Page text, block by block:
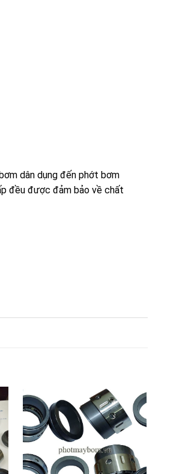
dân dụng đến phớt bơm
đều được đảm bảo về chất